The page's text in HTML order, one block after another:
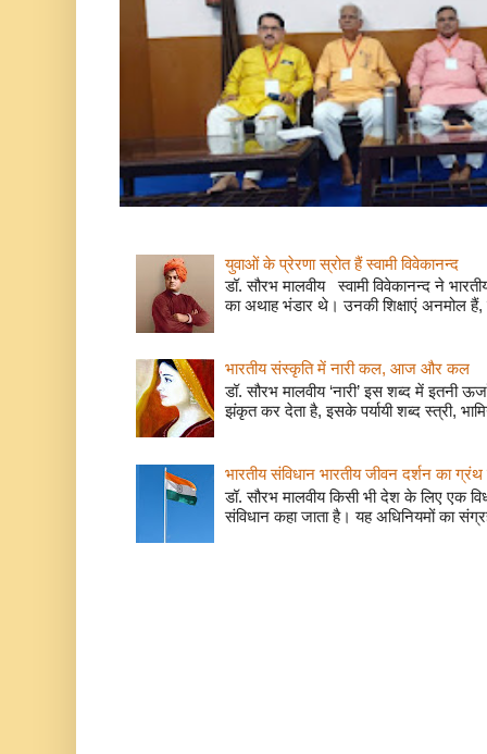
युवाओं के प्रेरणा स्रोत हैं स्वामी विवेकानन्द
डॉ. सौरभ मालवीय स्वामी विवेकानन्द ने
का अथाह भंडार थे। उनकी शिक्षाएं अनमोल हैं,
भारतीय संस्कृति में नारी कल, आज और कल
डॉ. सौरभ मालवीय ‘नारी’ इस शब्द में इतनी
झंकृत कर देता है, इसके पर्यायी शब्द स्त्री,
भारतीय संविधान भारतीय जीवन दर्शन का ग्रंथ
डॉ. सौरभ मालवीय किसी भी देश के लिए एक
संविधान कहा जाता है। यह अधिनियमों का